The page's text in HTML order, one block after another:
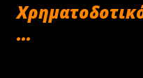
...